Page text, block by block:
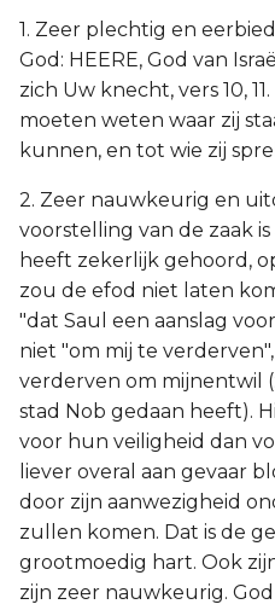
1. Zeer plechtig en
God: HEERE, God van
zich Uw knecht, vers 10,
moeten weten waar zij
kunnen, en tot wie zij
2. Zeer nauwkeurig en
voorstelling van de zaak
heeft zekerlijk gehoord,
zou de efod niet laten
"dat Saul een aanslag
niet "om mij te
verderven om mijnentwil
stad Nob gedaan heeft).
voor hun veiligheid dan
liever overal aan gevaar
door zijn aanwezigheid
zullen komen. Dat is de
grootmoedig hart. Ook
zijn zeer nauwkeurig.